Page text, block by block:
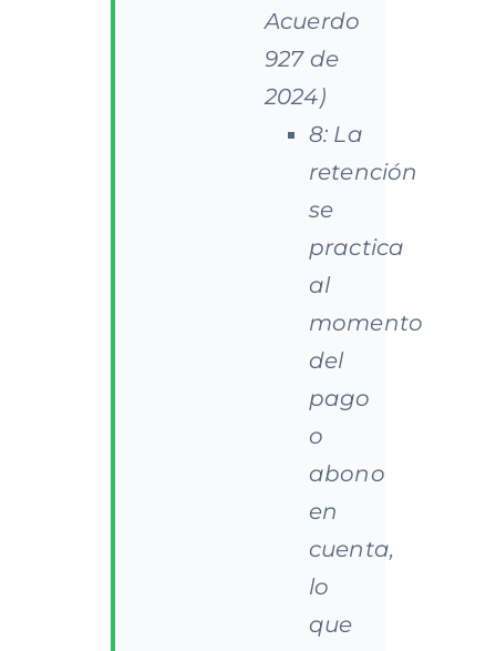
Acuerdo
927 de
2024)
8: La
retención
se
practica
al
momento
del
pago
o
abono
en
cuenta,
lo
que